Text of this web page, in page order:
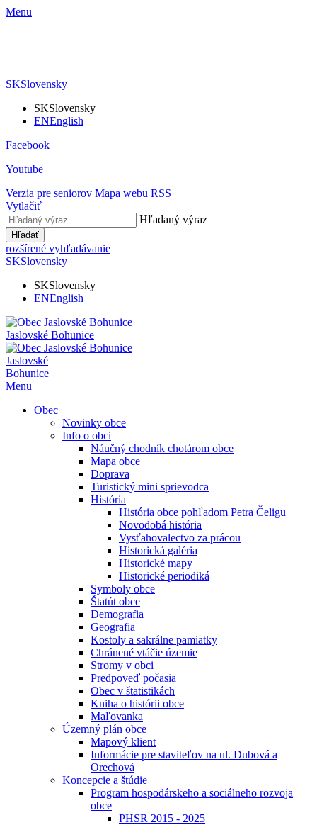
Menu
SKSlovensky
SKSlovensky
ENEnglish
Facebook
Youtube
Verzia pre seniorov Mapa webu RSS
Vytlačiť
Hľadaný výraz
Hľadať
rozšírené vyhľadávanie
SKSlovensky
SKSlovensky
ENEnglish
Jaslovské Bohunice
Jaslovské
Bohunice
Menu
Obec
Novinky obce
Info o obci
Náučný chodník chotárom obce
Mapa obce
Doprava
Turistický mini sprievodca
História
História obce pohľadom Petra Čeligu
Novodobá história
Vysťahovalectvo za prácou
Historická galéria
Historické mapy
Historické periodiká
Symboly obce
Štatút obce
Demografia
Geografia
Kostoly a sakrálne pamiatky
Chránené vtáčie územie
Stromy v obci
Predpoveď počasia
Obec v štatistikách
Kniha o histórii obce
Maľovanka
Územný plán obce
Mapový klient
Informácie pre staviteľov na ul. Dubová a
Orechová
Koncepcie a štúdie
Program hospodárskeho a sociálneho rozvoja
obce
PHSR 2015 - 2025